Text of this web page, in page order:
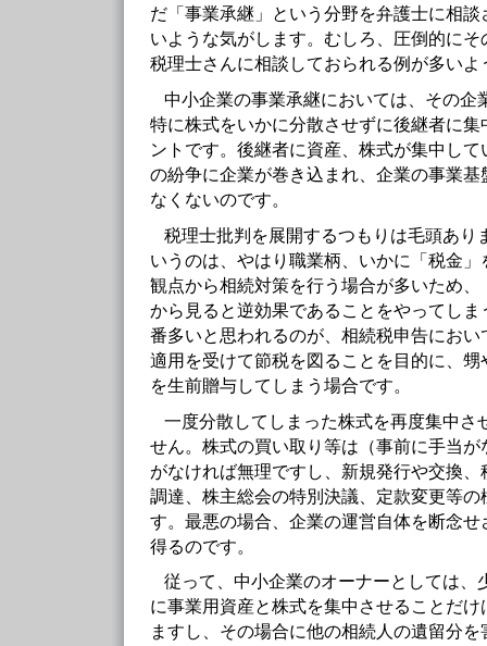
だ「事業承継」という分野を弁護士に相
いような気がします。むしろ、圧倒的に
税理士さんに相談しておられる例が多いよ
中小企業の事業承継においては、その企
特に株式をいかに分散させずに後継者に
ントです。後継者に資産、株式が集中し
の紛争に企業が巻き込まれ、企業の事業
なくないのです。
税理士批判を展開するつもりは毛頭あり
いうのは、やはり職業柄、いかに「税金
観点から相続対策を行う場合が多いため
から見ると逆効果であることをやってし
番多いと思われるのが、相続税申告にお
適用を受けて節税を図ることを目的に、
を生前贈与してしまう場合です。
一度分散してしまった株式を再度集中さ
せん。株式の買い取り等は（事前に手当
がなければ無理ですし、新規発行や交換
調達、株主総会の特別決議、定款変更等
す。最悪の場合、企業の運営自体を断念
得るのです。
従って、中小企業のオーナーとしては、
に事業用資産と株式を集中させることだ
ますし、その場合に他の相続人の遺留分